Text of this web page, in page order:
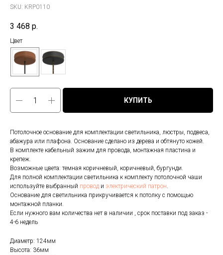
SKU: KRP0110
3 468 р.
Цвет
КУПИТЬ
Потолочное основание для комплектации светильника, люстры, подвеса,
абажура или плафона. Основание сделано из дерева и обтянуто кожей.
В комплекте кабельный зажим для провода, монтажная пластина и
крепеж.
Возможные цвета: темная коричневый, коричневый, бургунди.
Для полной комплектации светильника к комплекту потолочной чаши
используйте выбранный провод и электрический патрон.
Основание для светильника прикручивается к потолку с помощью
монтажной планки.
Если нужного вам количества нет в наличии , срок поставки под заказ -
4-6 недель
Диаметр: 124мм
Высота: 36мм